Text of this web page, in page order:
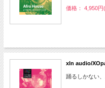
価格： 4,950円
xln audio/
踊るしかない